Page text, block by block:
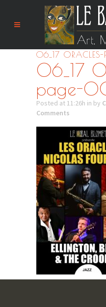
06_17 ORACLES-
06_17
page-
Posted at 11:26h in by
Comments